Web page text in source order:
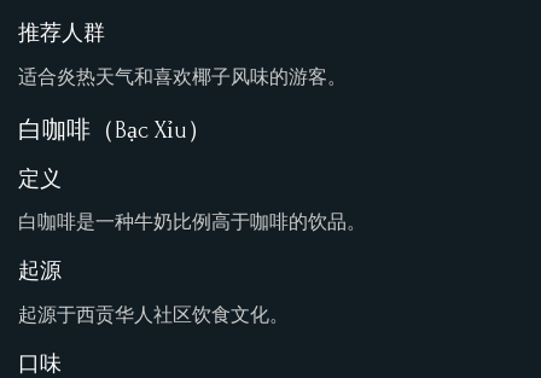
推荐人群
适合炎热天气和喜欢椰子风味的游客。
白咖啡（Bạc Xỉu）
定义
白咖啡是一种牛奶比例高于咖啡的饮品。
起源
起源于西贡华人社区饮食文化。
口味